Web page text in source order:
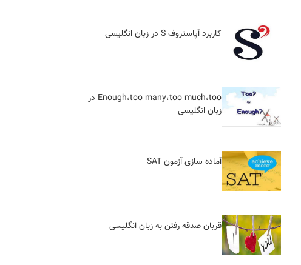
کاربرد آپاستروف S در زبان انگلیسی
Enough،too many،too much،too در
زبان انگلیسی
آماده سازی آزمون SAT
قربان صدقه رفتن به زبان انگلیسی